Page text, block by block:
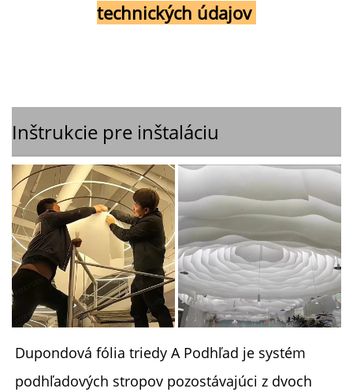
technických údajov
Inštrukcie pre inštaláciu
Dupondová fólia triedy A Podhľad je systém
podhľadových stropov pozostávajúci z dvoch